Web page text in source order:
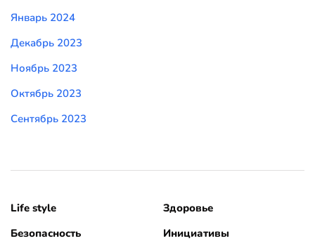
Январь 2024
Декабрь 2023
Ноябрь 2023
Октябрь 2023
Сентябрь 2023
Life style
Безопасность
Здоровье
Инициативы